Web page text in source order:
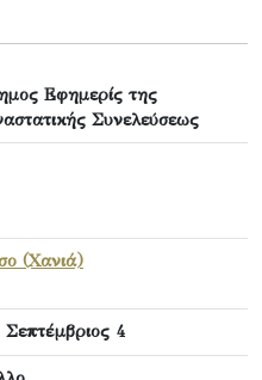
Εφημερίς της
Συνελεύσεως
(Χανιά)
Σεπτέμβριος 4